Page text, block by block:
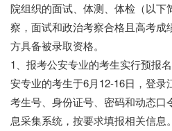
院组织的面试、体测、体检（以下
察，面试和政治考察合格且高考成
方具备被录取资格。
1、报考公安专业的考生实行预报
安专业的考生于6月12-16日，登
考生号、身份证号、密码和动态口
息采集系统，按要求填报相关信息。